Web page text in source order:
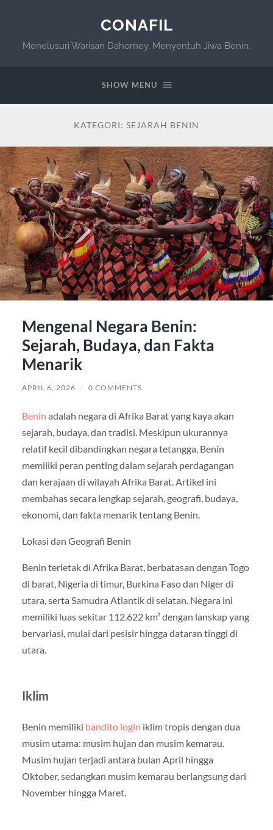
CONAFIL
Menelusuri Warisan Dahomey, Menyentuh Jiwa Benin.
SHOW MENU
KATEGORI: SEJARAH BENIN
Mengenal Negara Benin:
Sejarah, Budaya, dan Fakta
Menarik
APRIL 6, 2026 / 0 COMMENTS
Benin adalah negara di Afrika Barat yang kaya akan
sejarah, budaya, dan tradisi. Meskipun ukurannya
relatif kecil dibandingkan negara tetangga, Benin
memiliki peran penting dalam sejarah perdagangan
dan kerajaan di wilayah Afrika Barat. Artikel ini
membahas secara lengkap sejarah, geografi, budaya,
ekonomi, dan fakta menarik tentang Benin.
Lokasi dan Geografi Benin
Benin terletak di Afrika Barat, berbatasan dengan Togo
di barat, Nigeria di timur, Burkina Faso dan Niger di
utara, serta Samudra Atlantik di selatan. Negara ini
memiliki luas sekitar 112.622 km² dengan lanskap yang
bervariasi, mulai dari pesisir hingga dataran tinggi di
utara.
Iklim
Benin memiliki bandito login iklim tropis dengan dua
musim utama: musim hujan dan musim kemarau.
Musim hujan terjadi antara bulan April hingga
Oktober, sedangkan musim kemarau berlangsung dari
November hingga Maret.